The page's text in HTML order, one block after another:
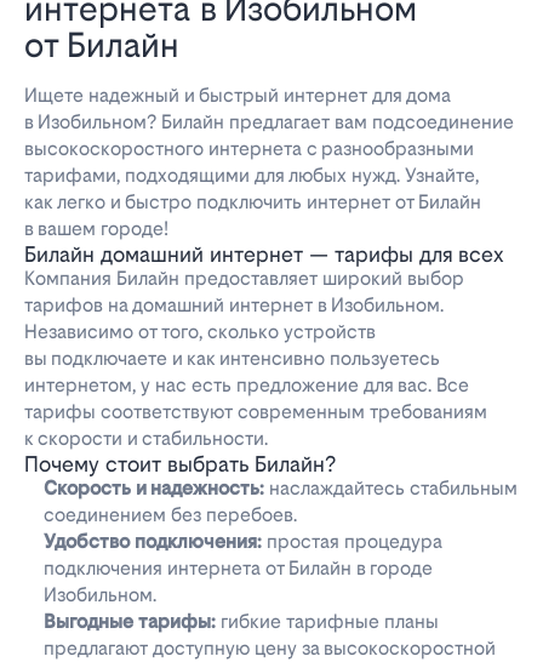
интернета в Изобильном
от Билайн
Ищете надежный и быстрый интернет для дома
в Изобильном? Билайн предлагает вам подсоединение
высокоскоростного интернета с разнообразными
тарифами, подходящими для любых нужд. Узнайте,
как легко и быстро подключить интернет от Билайн
в вашем городе!
Билайн домашний интернет — тарифы для всех
Компания Билайн предоставляет широкий выбор
тарифов на домашний интернет в Изобильном.
Независимо от того, сколько устройств
вы подключаете и как интенсивно пользуетесь
интернетом, у нас есть предложение для вас. Все
тарифы соответствуют современным требованиям
к скорости и стабильности.
Почему стоит выбрать Билайн?
Скорость и надежность: наслаждайтесь стабильным
соединением без перебоев.
Удобство подключения: простая процедура
подключения интернета от Билайн в городе
Изобильном.
Выгодные тарифы: гибкие тарифные планы
предлагают доступную цену за высокоскоростной